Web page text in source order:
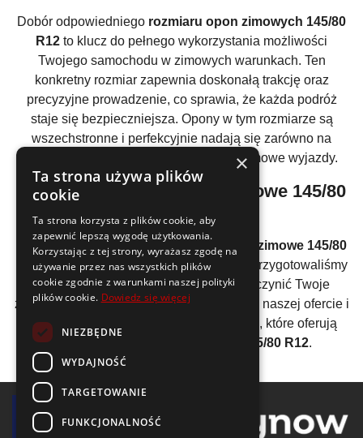
Dobór odpowiedniego rozmiaru opon zimowych 145/80
R12 to klucz do pełnego wykorzystania możliwości
Twojego samochodu w zimowych warunkach. Ten
konkretny rozmiar zapewnia doskonałą trakcję oraz
precyzyjne prowadzenie, co sprawia, że każda podróż
staje się bezpieczniejsza. Opony w tym rozmiarze są
wszechstronne i perfekcyjnie nadają się zarówno na
krótkie, miejskie trasy, jak i na długie, zimowe wyjazdy.
Najlepsza cena na
opony zimowe 145/80
R12tylko u nas!
Oferujemy konkurencyjne ceny na opony zimowe 145/80
R12, dostosowane do każdego budżetu. Przygotowaliśmy
atrakcyjne rabaty oraz promocje, aby uczynić Twoje
zakupy jak najbardziej opłacalnymi. Zaufaj naszej ofercie i
ciesz się jakością oraz oszczędnościami, które oferują
nasze
opony na sezon zimowy 145/80 R12.
×
Ta strona używa plików
cookie
Ta strona korzysta z plików cookie, aby
zapewnić lepszą wygodę użytkowania.
Korzystając z tej strony, wyrażasz zgodę na
używanie przez nas wszystkich plików
cookie zgodnie z warunkami naszej polityki
plików cookie. Dowiedz się więcej
NIEZBĘDNE
WYDAJNOŚĆ
TARGETOWANIE
FUNKCJONALNOŚĆ